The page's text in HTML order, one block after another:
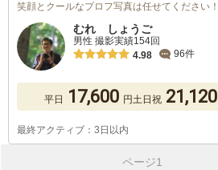
笑顔とクールなプロフ写真は任せてください！
むれ しょうご
男性 撮影実績154回
4.98
96件
平日 17,600 円土日祝 21,120
最終アクティブ：3日以内
ページ1